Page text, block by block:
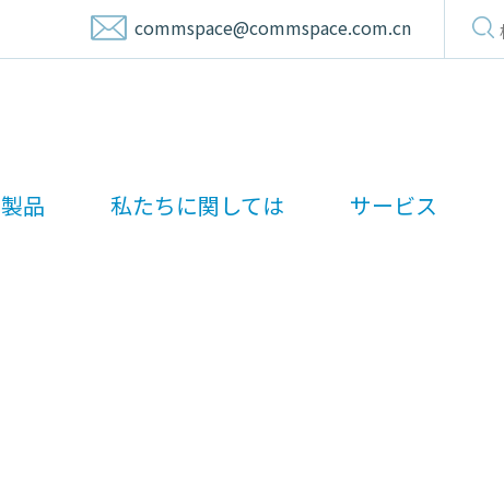
commspace@commspace.com.cn
製品 私たちに関しては サービス